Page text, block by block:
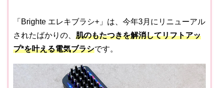
「Brighte エレキブラシ+」は、今年3月にリニューアル
されたばかりの、 肌のもたつきを解消してリフトアッ
プ*を叶える電気ブラシです。